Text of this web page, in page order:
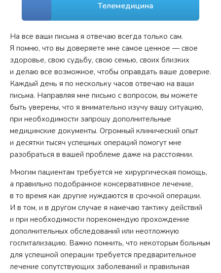
Телемедицина
На все ваши письма я отвечаю всегда только сам.
Я помню, что вы доверяете мне самое ценное — свое
здоровье, свою судьбу, свою семью, своих близких
и делаю все возможное, чтобы оправдать ваше доверие.
Каждый день я по нескольку часов отвечаю на ваши
письма. Направляя мне письмо с вопросом, вы можете
быть уверены, что я внимательно изучу вашу ситуацию,
при необходимости запрошу дополнительные
медицинские документы. Огромный клинический опыт
и десятки тысяч успешных операций помогут мне
разобраться в вашей проблеме даже на расстоянии.
Многим пациентам требуется не хирургическая помощь,
а правильно подобранное консервативное лечение,
в то время как другие нуждаются в срочной операции.
И в том, и в другом случае я намечаю тактику действий
и при необходимости порекомендую прохождение
дополнительных обследований или неотложную
госпитализацию. Важно помнить, что некоторым больным
для успешной операции требуется предварительное
лечение сопутствующих заболеваний и правильная